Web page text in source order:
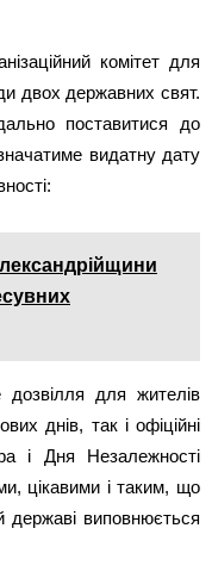
комітет для
двох державних свят.
поставитися до
видатну дату
дозвілля для жителів
днів, так і офіційні
і Дня Незалежності
цікавими і таким, що
державі виповнюється